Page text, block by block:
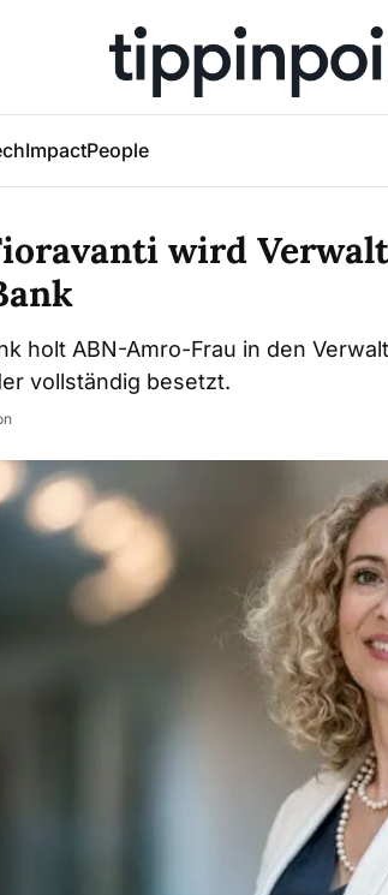
ImpactPeople
wird
holt ABN-Amro-Frau in den
vollständig besetzt.